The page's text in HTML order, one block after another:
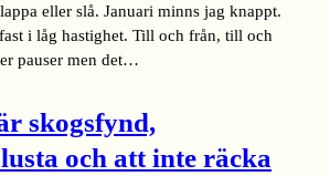
eller slå. Januari minns jag knappt.
i låg hastighet. Till och från, till och
pauser men det…
skogsfynd,
och att inte räcka